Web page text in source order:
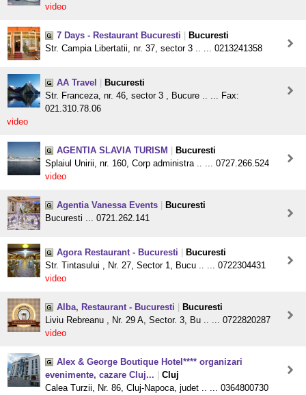
video
7 Days - Restaurant Bucuresti
Bucuresti
Str. Campia Libertatii, nr. 37, sector 3 .. ... 0213241358
AA Travel
Bucuresti
Str. Franceza, nr. 46, sector 3 , Bucure .. ... Fax:
021.310.78.06
video
AGENTIA SLAVIA TURISM
Bucuresti
Splaiul Unirii, nr. 160, Corp administra .. ... 0727.266.524
video
Agentia Vanessa Events
Bucuresti
Bucuresti ... 0721.262.141
Agora Restaurant - Bucuresti
Bucuresti
Str. Tintasului , Nr. 27, Sector 1, Bucu .. ... 0722304431
video
Alba, Restaurant - Bucuresti
Bucuresti
Liviu Rebreanu , Nr. 29 A, Sector. 3, Bu .. ... 0722820287
video
Alex & George Boutique Hotel**** organizari
evenimente, cazare Cluj...
Cluj
Calea Turzii, Nr. 86, Cluj-Napoca, judet .. ... 0364800730